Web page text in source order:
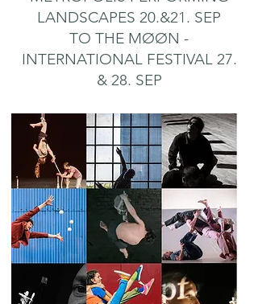
LANDSCAPES 20.&21. SEP
TO THE MØØN -
INTERNATIONAL FESTIVAL 27.
& 28. SEP